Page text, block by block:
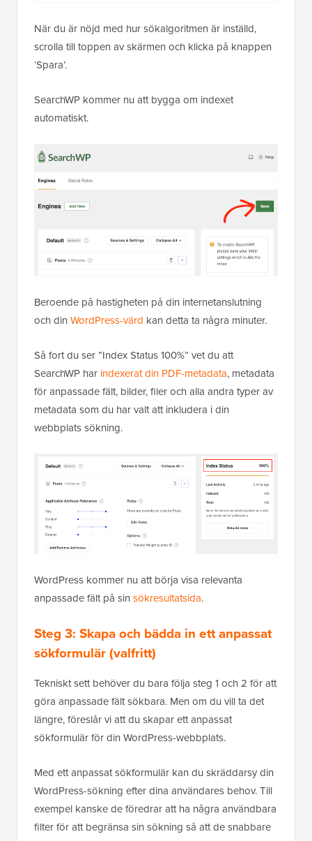
När du är nöjd med hur sökalgoritmen är inställd,
scrolla till toppen av skärmen och klicka på knappen
‘Spara’.
SearchWP kommer nu att bygga om indexet
automatiskt.
Beroende på hastigheten på din internetanslutning
och din WordPress-värd kan detta ta några minuter.
Så fort du ser ”Index Status 100%” vet du att
SearchWP har indexerat din PDF-metadata, metadata
för anpassade fält, bilder, filer och alla andra typer av
metadata som du har valt att inkludera i din
webbplats sökning.
WordPress kommer nu att börja visa relevanta
anpassade fält på sin sökresultatsida.
Steg 3: Skapa och bädda in ett anpassat
sökformulär (valfritt)
Tekniskt sett behöver du bara följa steg 1 och 2 för att
göra anpassade fält sökbara. Men om du vill ta det
längre, föreslår vi att du skapar ett anpassat
sökformulär för din WordPress-webbplats.
Med ett anpassat sökformulär kan du skräddarsy din
WordPress-sökning efter dina användares behov. Till
exempel kanske de föredrar att ha några användbara
filter för att begränsa sin sökning så att de snabbare